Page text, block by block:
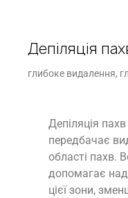
Депіляція
глибоке видалення,
Депіляція
передбачає
області пахв.
допомагає
цієї зони,